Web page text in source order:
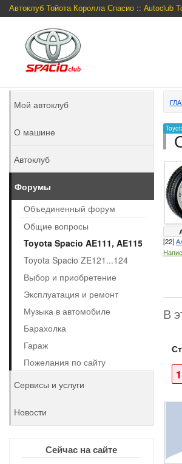
Автоклуб Тойота Королла Спасио :: Autoclub
[22]
В
1
Мой автоклуб
О машине
Автоклуб
Форумы
Объединенный форум
Общие вопросы
Toyota Spacio AE111, AE115
Toyota Spacio ZE121...124
Выбор и приобретение
Эксплуатация и ремонт
Музыка в автомобиле
Барахолка
Гараж
Пожелания по сайту
Сервисы и услуги
Новости
Сейчас на сайте